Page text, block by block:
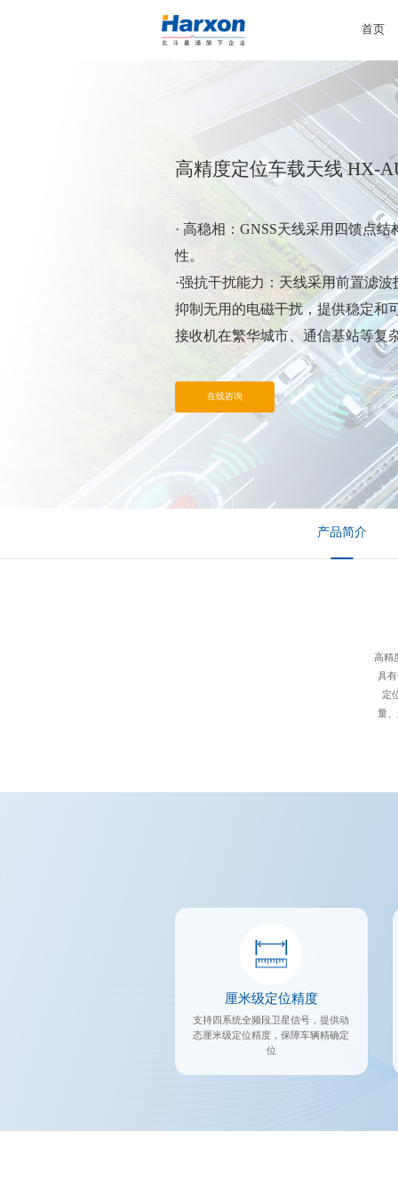
首页
高精度定位车载天线 HX-
· 高稳相：GNSS天线采用四馈点
性。
·强抗干扰能力：天线采用前置滤
抑制无用的电磁干扰，提供稳定和
接收机在繁华城市、通信基站等复
· 适用性广泛：线的频率覆盖全，
进行灵活的变形设计，以本型号
换或外壳的变换可广泛适应于内置
· 低风阻外观设计：小体积、低风
在线咨询
产品简介
高精
具
定
量
厘米级定位精度
支持四系统全频段卫星信号，提供动
态厘米级定位精度，保障车辆精确定
位